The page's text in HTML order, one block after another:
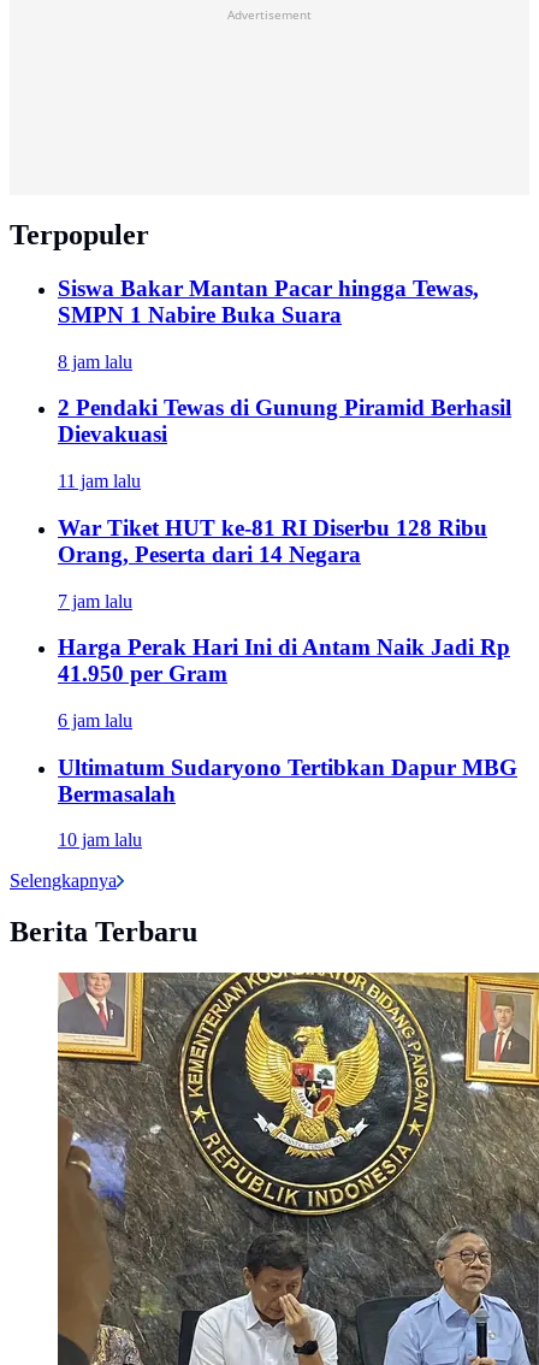
Advertisement
Terpopuler
Siswa Bakar Mantan Pacar hingga Tewas,
SMPN 1 Nabire Buka Suara
8 jam lalu
2 Pendaki Tewas di Gunung Piramid Berhasil
Dievakuasi
11 jam lalu
War Tiket HUT ke-81 RI Diserbu 128 Ribu
Orang, Peserta dari 14 Negara
7 jam lalu
Harga Perak Hari Ini di Antam Naik Jadi Rp
41.950 per Gram
6 jam lalu
Ultimatum Sudaryono Tertibkan Dapur MBG
Bermasalah
10 jam lalu
Selengkapnya
Berita Terbaru